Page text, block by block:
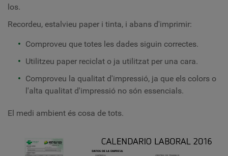
los.
Recordeu, estalvieu paper i tinta, i abans d'imprimir:
Comproveu que totes les dades siguin correctes.
Utilitzeu paper reciclat o ja utilitzat per una cara.
Comproveu la qualitat d'impressió, ja que els colors o
l'alta qualitat d'impressió no són essencials.
El medi ambient és cosa de tots.